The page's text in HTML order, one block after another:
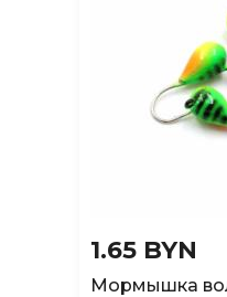
1.65 BYN
Мормышка